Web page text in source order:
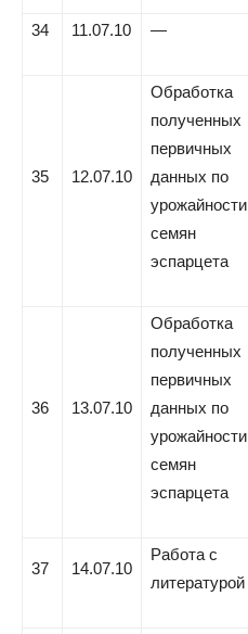
34 11.07.10 —
35 12.07.10
Обработка
полученных
первичных
данных по
урожайности
семян
эспарцета
36 13.07.10
Обработка
полученных
первичных
данных по
урожайности
семян
эспарцета
37 14.07.10
Работа с
литературой